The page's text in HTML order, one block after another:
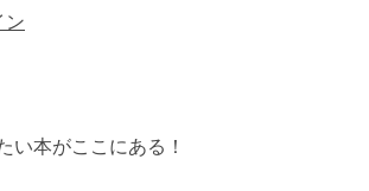
ン
い本がここにある！